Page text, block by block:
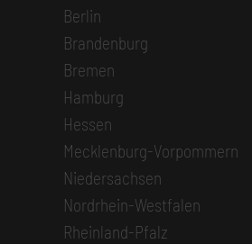
Berlin
Brandenburg
Bremen
Hamburg
Hessen
Mecklenburg-Vorpommern
Niedersachsen
Nordrhein-Westfalen
Rheinland-Pfalz